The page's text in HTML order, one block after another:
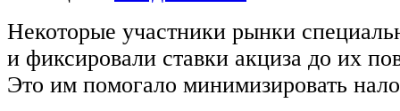
Некоторые участники рынки
и фиксировали ставки акциза до их
Это им помогало минимизировать